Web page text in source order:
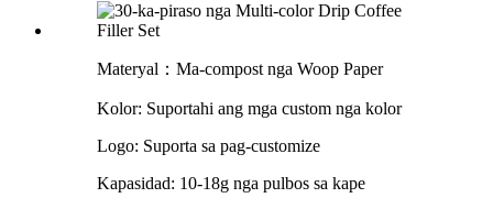
Materyal：Ma-compost nga Woop Paper
Kolor: Suportahi ang mga custom nga kolor
Logo: Suporta sa pag-customize
Kapasidad: 10-18g nga pulbos sa kape